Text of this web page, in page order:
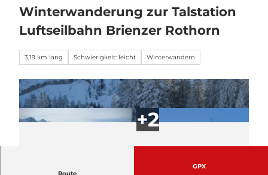
Winterwanderung zur Talstation
Luftseilbahn Brienzer Rothorn
3,19 km lang Schwierigkeit: leicht Winterwandern
GPX